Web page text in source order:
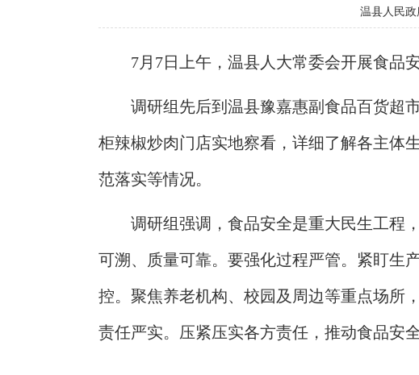
温县人民政
7月7日上午，温县人大常委会开展食品
调研组先后到温县豫嘉惠副食品百货超
柜辣椒炒肉门店实地察看，详细了解各主体
范落实等情况。
调研组强调，食品安全是重大民生工程
可溯、质量可靠。要强化过程严管。紧盯生
控。聚焦养老机构、校园及周边等重点场所
责任严实。压紧压实各方责任，推动食品安